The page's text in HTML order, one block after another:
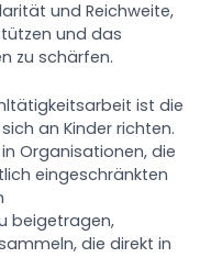
und Reichweite,
und das
zu schärfen.
ist die
an Kinder richten.
Organisationen, die
eingeschränkten
beigetragen,
die direkt in